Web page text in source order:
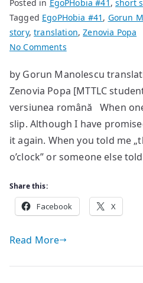
Posted in EgoPHobia #41 ,short
Tagged EgoPHobia #41 , Gorun
story,translation,Zenovia Popa
No Commentson
clock
by Gorun Manolescu
Zenovia Popa [MTTLC
versiunea română When
slip. Although I have
it again. When you told me
o’clock” or someone else
Share this:
Facebook X
Read More